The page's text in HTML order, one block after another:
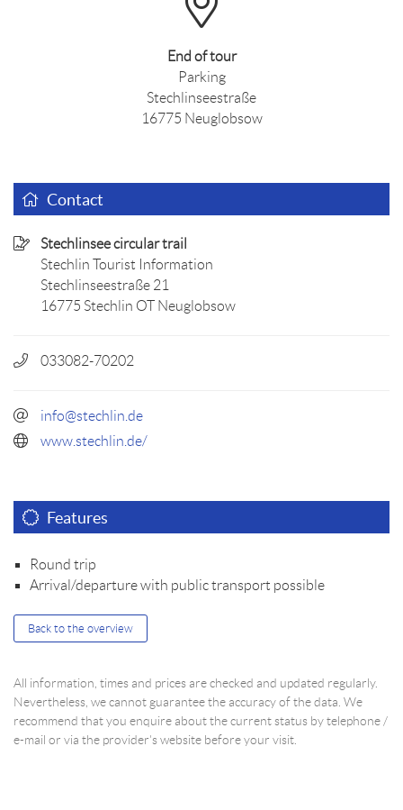
End of tour
Parking
Stechlinseestraße
16775 Neuglobsow
Contact
Stechlinsee circular trail
Stechlin Tourist Information
Stechlinseestraße 21
16775 Stechlin OT Neuglobsow
033082-70202
info@stechlin.de
www.stechlin.de/
Features
Round trip
Arrival/departure with public transport possible
Back to the overview
All information, times and prices are checked and updated regularly.
Nevertheless, we cannot guarantee the accuracy of the data. We
recommend that you enquire about the current status by telephone /
e-mail or via the provider's website before your visit.